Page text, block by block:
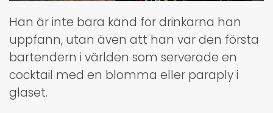
Han är inte bara känd för drinkarna han
uppfann, utan även att han var den första
bartendern i världen som serverade en
cocktail med en blomma eller paraply i
glaset.